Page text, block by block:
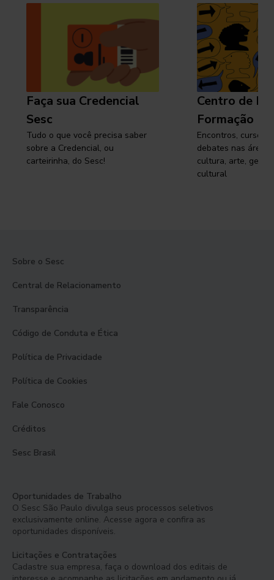
Faça sua Credencial
Sesc
Tudo o que você precisa saber
sobre a Credencial, ou
carteirinha, do Sesc!
Centro de
Formação
Encontros, cursos,
debates nas áreas
cultura, arte,
cultural
Sobre o Sesc
Central de Relacionamento
Transparência
Código de Conduta e Ética
Política de Privacidade
Política de Cookies
Fale Conosco
Créditos
Sesc Brasil
Oportunidades de Trabalho
O Sesc São Paulo divulga seus processos seletivos
exclusivamente online. Acesse agora e confira as
oportunidades disponíveis.
Licitações e Contratações
Cadastre sua empresa, faça o download dos editais de